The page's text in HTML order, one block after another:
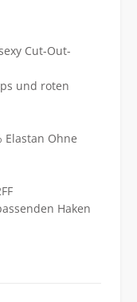
Cut-Out-
und roten
Elastan Ohne
Haken